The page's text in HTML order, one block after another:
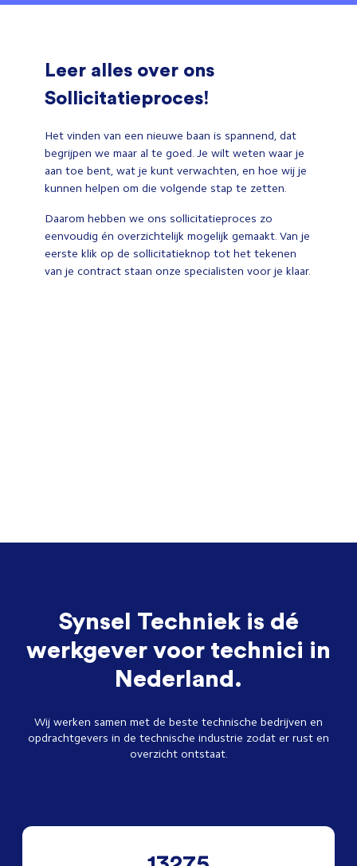
Leer alles over ons
Sollicitatieproces!
Het vinden van een nieuwe baan is spannend, dat
begrijpen we maar al te goed. Je wilt weten waar je
aan toe bent, wat je kunt verwachten, en hoe wij je
kunnen helpen om die volgende stap te zetten.
Daarom hebben we ons sollicitatieproces zo
eenvoudig én overzichtelijk mogelijk gemaakt. Van je
eerste klik op de sollicitatieknop tot het tekenen
van je contract staan onze specialisten voor je klaar.
Synsel Techniek is dé
werkgever voor technici in
Nederland.
Wij werken samen met de beste technische bedrijven en
opdrachtgevers in de technische industrie zodat er rust en
overzicht ontstaat.